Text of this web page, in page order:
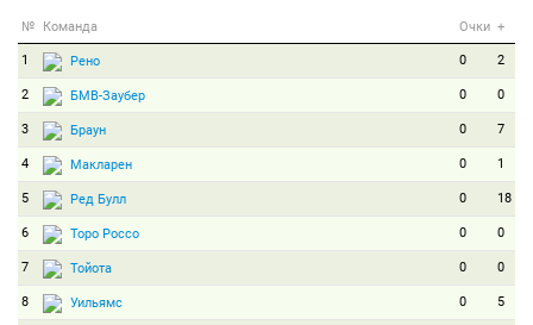
№ Команда Очки +
1 Рено 0 2
2 БМВ-Заубер 0 0
3 Браун 0 7
4 Макларен 0 1
5 Ред Булл 0 18
6 Торо Россо 0 0
7 Тойота 0 0
8 Уильямс 0 5